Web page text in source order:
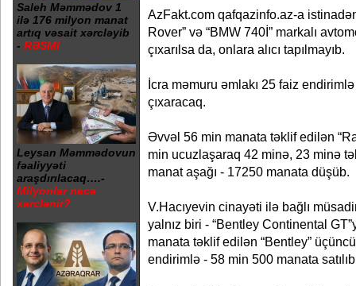
Saleh Məmmədov 1
ilə 176 milyon manat
artıq vəsait xərcləyib
- RƏSMİ
Leysan Məmmədovun
fəaliyyəti
araşdırılacaq….-
Milyonlar necə
xərclənir?
AzFakt.com qafqazinfo.az-a
Rover” və “BMW 740İ” markalı
çıxarılsa da, onlara alıcı tapılmayıb.
İcra məmuru əmlakı 25 faiz
çıxaracaq.
Əvvəl 56 min manata təklif edilən
min ucuzlaşaraq 42 minə, 23 minə
manat aşağı - 17250 manata düşüb.
V.Hacıyevin cinayəti ilə bağlı
yalnız biri - “Bentley Continental
manata təklif edilən “Bentley”
endirimlə - 58 min 500 manata